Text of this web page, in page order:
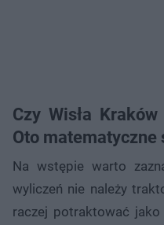
Czy Wisła
Oto matematyczne
Na wstępie warto
wyliczeń nie należy
raczej potraktować jako